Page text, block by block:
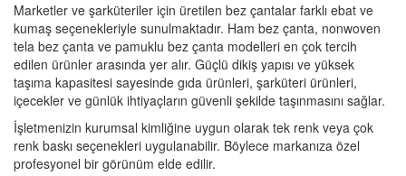
Marketler ve şarküteriler için üretilen bez çantalar farklı ebat ve
kumaş seçenekleriyle sunulmaktadır. Ham bez çanta, nonwoven
tela bez çanta ve pamuklu bez çanta modelleri en çok tercih
edilen ürünler arasında yer alır. Güçlü dikiş yapısı ve yüksek
taşıma kapasitesi sayesinde gıda ürünleri, şarküteri ürünleri,
içecekler ve günlük ihtiyaçların güvenli şekilde taşınmasını sağlar.
İşletmenizin kurumsal kimliğine uygun olarak tek renk veya çok
renk baskı seçenekleri uygulanabilir. Böylece markanıza özel
profesyonel bir görünüm elde edilir.